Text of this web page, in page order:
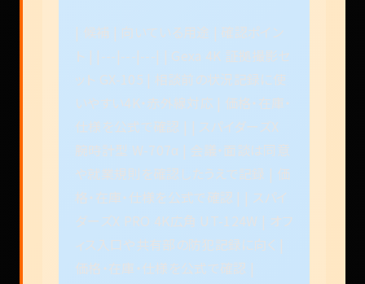
| 候補 | 向いている用途 | 確認ポイン
ト | |---|---|---| | Gexa 4K 証拠撮影セ
ット GX-105 | 相談前の状況記録に使
いやすい4K・赤外線対応 | 価格・在庫・
仕様を公式で確認 | | スパイダーズX
腕時計型 W-707α | 会議・面談は同意
や就業規則を確認したうえで記録 | 価
格・在庫・仕様を公式で確認 | | スパイ
ダーズX PRO 4K広角 UT-124W | オフ
ィス入口や共有部の防犯記録に向く |
価格・在庫・仕様を公式で確認 |